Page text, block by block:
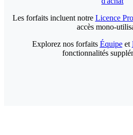
Les forfaits incluent notre Licence
accès mono-
Explorez nos forfaits Équipeet
fonctionnalités